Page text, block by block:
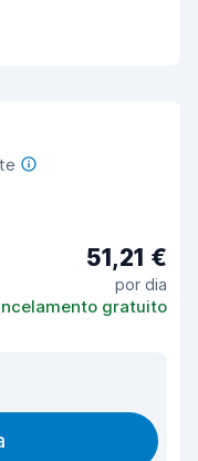
51,21 €
por dia
gratuito